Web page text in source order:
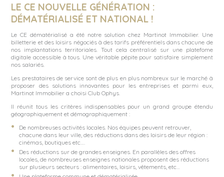
LE CE NOUVELLE GÉNÉRATION :
DÉMATÉRIALISÉ ET NATIONAL !
Le CE dématérialisé a été notre solution chez Martinot Immobilier. Une
billetterie et des loisirs négociés à des tarifs préférentiels dans chacune de
nos implantations territoriales. Tout cela centralisé sur une platefome
digitale accessible à tous. Une véritable pépite pour satisfaire simplement
nos salariés.
Les prestataires de service sont de plus en plus nombreux sur le marché à
proposer des solutions innovantes pour les entreprises et parmi eux,
Martinot Immobilier a choisiClub Ophys
Il réunit tous les critères indispensables pour un grand groupe étendu
géographiquement et démographiquement :
De nombreuses activités locales. Nos équipes peuvent retrouver,
chacune dans leur ville, des réductions dans des loisirs de leur région :
cinémas, boutiques etc….
Des réductions sur de grandes enseignes. En parallèles des offres
locales, de nombreuses enseignes nationales proposent des réductions
sur plusieurs secteurs : alimentaires, loisirs, vêtements, etc…